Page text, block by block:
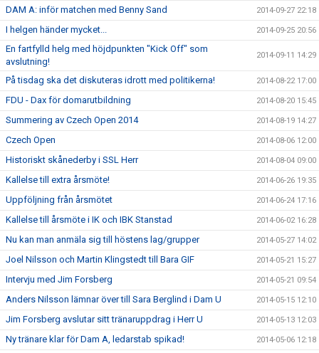
DAM A: inför matchen med Benny Sand 2014-09-27 22:18
I helgen händer mycket... 2014-09-25 20:56
En fartfylld helg med höjdpunkten "Kick Off" som
avslutning!
2014-09-11 14:29
På tisdag ska det diskuteras idrott med politikerna! 2014-08-22 17:00
FDU - Dax för domarutbildning 2014-08-20 15:45
Summering av Czech Open 2014 2014-08-19 14:27
Czech Open 2014-08-06 12:00
Historiskt skånederby i SSL Herr 2014-08-04 09:00
Kallelse till extra årsmöte! 2014-06-26 19:35
Uppföljning från årsmötet 2014-06-24 17:16
Kallelse till årsmöte i IK och IBK Stanstad 2014-06-02 16:28
Nu kan man anmäla sig till höstens lag/grupper 2014-05-27 14:02
Joel Nilsson och Martin Klingstedt till Bara GIF 2014-05-21 15:27
Intervju med Jim Forsberg 2014-05-21 09:54
Anders Nilsson lämnar över till Sara Berglind i Dam U 2014-05-15 12:10
Jim Forsberg avslutar sitt tränaruppdrag i Herr U 2014-05-13 12:03
Ny tränare klar för Dam A, ledarstab spikad! 2014-05-06 12:18